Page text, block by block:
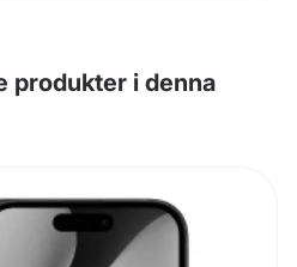
produkter i denna